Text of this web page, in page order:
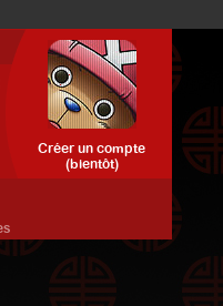
Créer un compte
(bientôt)